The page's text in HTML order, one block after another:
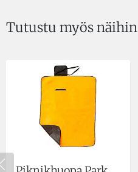
Tutustu myös näihin